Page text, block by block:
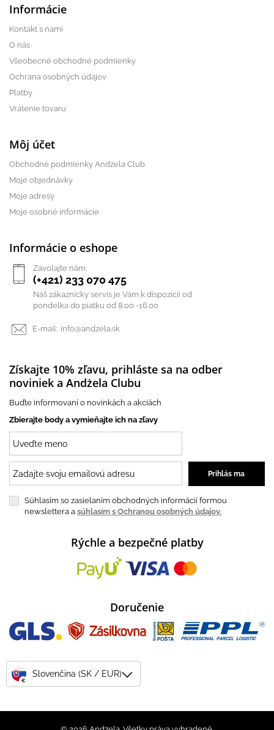
Informácie
Kontakt s nami
O nás
Všeobecné obchodné podmienky
Ochrana osobných údajov
Platby
Vrátenie tovaru
Môj účet
Obchodné podmienky Andżela Club
Moje objednávky
Moje adresy
Moje osobné informácie
Informácie o eshope
Zavolajte nám:
(+421) 233 070 475
Náš zákaznícky servis je Vám k dispozícii od
pondelka do piatku od 8:00 -16:00
E-mail: info@andzela.sk
Získajte 10% zľavu, prihláste sa na odber
noviniek a Andżela Clubu
Buďte informovaní o novinkách a akciách
Zbierajte body a vymieňajte ich na zľavy
Súhlasím so zasielaním obchodných informácií formou
newslettera a súhlasím s Ochranou osobných údajov.
Rýchle a bezpečné platby
Doručenie
€
Slovenčina (SK / EUR)